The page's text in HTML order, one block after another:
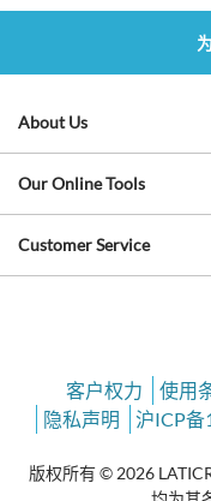
About Us
Our Online Tools
Customer Service
客户权力 使用
隐私声明
沪ICP备
版权所有 © 2026